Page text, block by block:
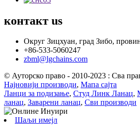
контакт us
Округ Зицхуан, град Зибо,
+86-533-5060247
zbml@lgchains.com
© Ауторско право - 2010-2023 : Сва
Најновији производи, Мапа сајта
Ланци за подизање, Студ Линк Ланац,
ланац, Заварени ланац, Сви производи
Шаљи имејл